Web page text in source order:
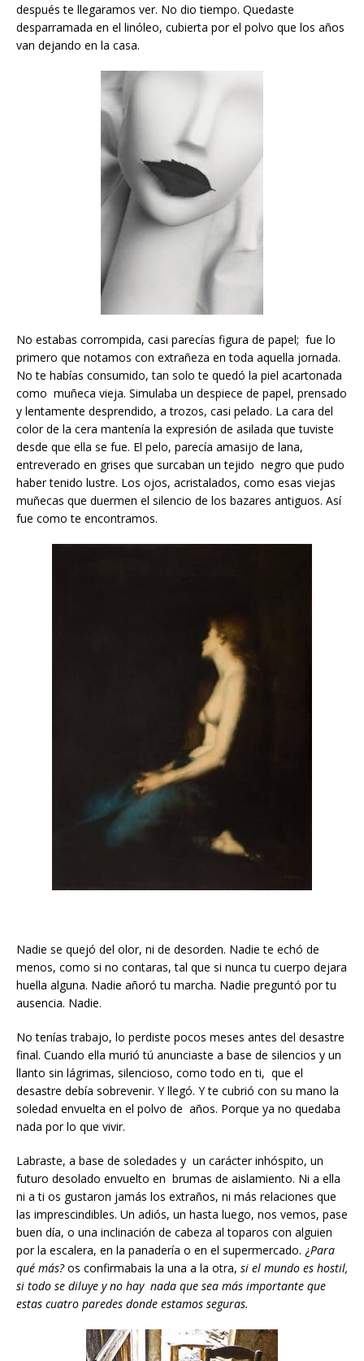
después te llegaramos ver. No dio tiempo. Quedaste
desparramada en el linóleo, cubierta por el polvo que los años
van dejando en la casa.
No estabas corrompida, casi parecías figura de papel; fue lo
primero que notamos con extrañeza en toda aquella jornada.
No te habías consumido, tan solo te quedó la piel acartonada
como muñeca vieja. Simulaba un despiece de papel, prensado
y lentamente desprendido, a trozos, casi pelado. La cara del
color de la cera mantenía la expresión de asilada que tuviste
desde que ella se fue. El pelo, parecía amasijo de lana,
entreverado en grises que surcaban un tejido negro que pudo
haber tenido lustre. Los ojos, acristalados, como esas viejas
muñecas que duermen el silencio de los bazares antiguos. Así
fue como te encontramos.
Nadie se quejó del olor, ni de desorden. Nadie te echó de
menos, como si no contaras, tal que si nunca tu cuerpo dejara
huella alguna. Nadie añoró tu marcha. Nadie preguntó por tu
ausencia. Nadie.
No tenías trabajo, lo perdiste pocos meses antes del desastre
final. Cuando ella murió tú anunciaste a base de silencios y un
llanto sin lágrimas, silencioso, como todo en ti, que el
desastre debía sobrevenir. Y llegó. Y te cubrió con su mano la
soledad envuelta en el polvo de años. Porque ya no quedaba
nada por lo que vivir.
Labraste, a base de soledades y un carácter inhóspito, un
futuro desolado envuelto en brumas de aislamiento. Ni a ella
ni a ti os gustaron jamás los extraños, ni más relaciones que
las imprescindibles. Un adiós, un hasta luego, nos vemos, pase
buen día, o una inclinación de cabeza al toparos con alguien
por la escalera, en la panadería o en el supermercado. ¿Para
qué más?os confirmabais la una a la otra, si el mundo es hostil,
si todo se diluye y no hay nada que sea más importante que
estas cuatro paredes donde estamos seguras.